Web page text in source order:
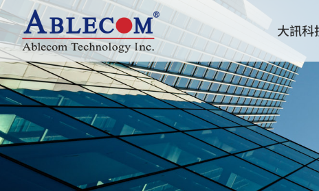
大訊科
關於大訊 創新研發
伺服器機殼
機架式
塔式/ 工作站
AI GPU 高速運算解決
產品新訊